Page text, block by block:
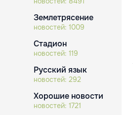
Землетрясение
новостей: 1009
Стадион
новостей: 119
Русский язык
новостей: 292
Хорошие новости
новостей: 1721